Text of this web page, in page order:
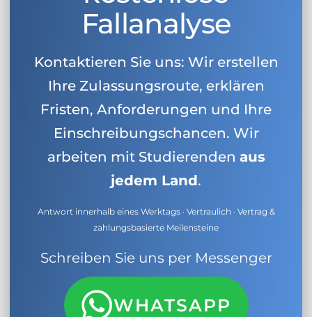
Fallanalyse
Kontaktieren Sie uns: Wir erstellen
Ihre Zulassungsroute, erklären
Fristen, Anforderungen und Ihre
Einschreibungschancen. Wir
arbeiten mit Studierenden aus
jedem Land.
Antwort innerhalb eines Werktags · Vertraulich · Vertrag &
zahlungsbasierte Meilensteine
Schreiben Sie uns per Messenger
WHATSAPP